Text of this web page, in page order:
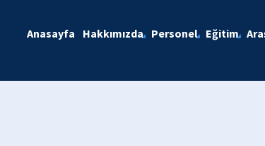
Anasayfa Hakkımızda Personel Eğitim